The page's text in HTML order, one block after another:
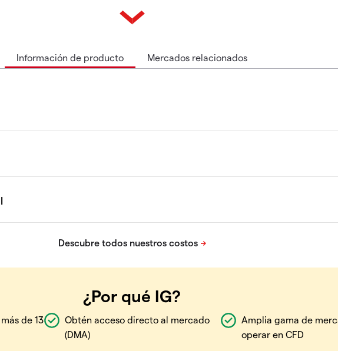
Información de producto Mercados relacionados
¿Por qué IG?
de 13
Obtén acceso directo al mercado
(DMA)
Amplia gama de
operar en CFD